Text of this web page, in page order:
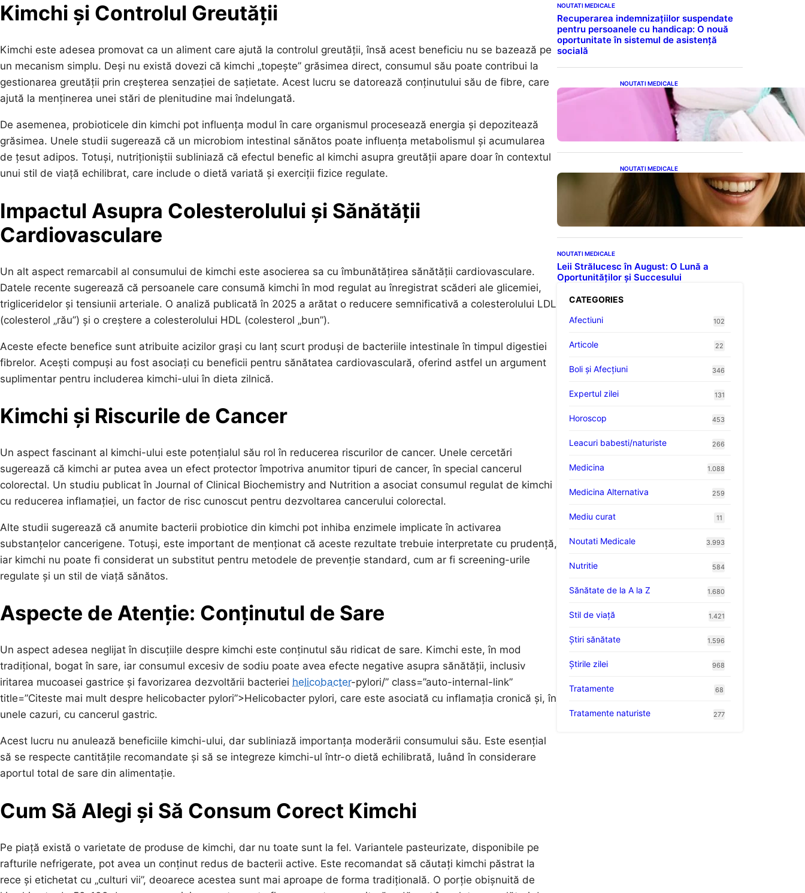
Kimchi și Controlul Greutății
Kimchi este adesea promovat ca un aliment care ajută la controlul greutății, însă acest beneficiu nu se bazează pe
un mecanism simplu. Deși nu există dovezi că kimchi „topește” grăsimea direct, consumul său poate contribui la
gestionarea greutății prin creșterea senzației de sațietate. Acest lucru se datorează conținutului său de fibre, care
ajută la menținerea unei stări de plenitudine mai îndelungată.
De asemenea, probioticele din kimchi pot influența modul în care organismul procesează energia și depozitează
grăsimea. Unele studii sugerează că un microbiom intestinal sănătos poate influența metabolismul și acumularea
de țesut adipos. Totuși, nutriționiștii subliniază că efectul benefic al kimchi asupra greutății apare doar în contextul
unui stil de viață echilibrat, care include o dietă variată și exerciții fizice regulate.
Impactul Asupra Colesterolului și Sănătății
Cardiovasculare
Un alt aspect remarcabil al consumului de kimchi este asocierea sa cu îmbunătățirea sănătății cardiovasculare.
Datele recente sugerează că persoanele care consumă kimchi în mod regulat au înregistrat scăderi ale glicemiei,
trigliceridelor și tensiunii arteriale. O analiză publicată în 2025 a arătat o reducere semnificativă a colesterolului LDL
(colesterol „rău”) și o creștere a colesterolului HDL (colesterol „bun”).
Aceste efecte benefice sunt atribuite acizilor grași cu lanț scurt produși de bacteriile intestinale în timpul digestiei
fibrelor. Acești compuși au fost asociați cu beneficii pentru sănătatea cardiovasculară, oferind astfel un argument
suplimentar pentru includerea kimchi-ului în dieta zilnică.
Kimchi și Riscurile de Cancer
Un aspect fascinant al kimchi-ului este potențialul său rol în reducerea riscurilor de cancer. Unele cercetări
sugerează că kimchi ar putea avea un efect protector împotriva anumitor tipuri de cancer, în special cancerul
colorectal. Un studiu publicat în Journal of Clinical Biochemistry and Nutrition a asociat consumul regulat de kimchi
cu reducerea inflamației, un factor de risc cunoscut pentru dezvoltarea cancerului colorectal.
Alte studii sugerează că anumite bacterii probiotice din kimchi pot inhiba enzimele implicate în activarea
substanțelor cancerigene. Totuși, este important de menționat că aceste rezultate trebuie interpretate cu prudență,
iar kimchi nu poate fi considerat un substitut pentru metodele de prevenție standard, cum ar fi screening-urile
regulate și un stil de viață sănătos.
Aspecte de Atenție: Conținutul de Sare
Un aspect adesea neglijat în discuțiile despre kimchi este conținutul său ridicat de sare. Kimchi este, în mod
tradițional, bogat în sare, iar consumul excesiv de sodiu poate avea efecte negative asupra sănătății, inclusiv
iritarea mucoasei gastrice și favorizarea dezvoltării bacteriei helicobacter-pylori/” class=”auto-internal-link”
title=”Citeste mai mult despre helicobacter pylori”>Helicobacter pylori, care este asociată cu inflamația cronică și, în
unele cazuri, cu cancerul gastric.
Acest lucru nu anulează beneficiile kimchi-ului, dar subliniază importanța moderării consumului său. Este esențial
să se respecte cantitățile recomandate și să se integreze kimchi-ul într-o dietă echilibrată, luând în considerare
aportul total de sare din alimentație.
Cum Să Alegi și Să Consum Corect Kimchi
Pe piață există o varietate de produse de kimchi, dar nu toate sunt la fel. Variantele pasteurizate, disponibile pe
rafturile nefrigerate, pot avea un conținut redus de bacterii active. Este recomandat să căutați kimchi păstrat la
rece și etichetat cu „culturi vii”, deoarece acestea sunt mai aproape de forma tradițională. O porție obișnuită de
NOUTATI MEDICALE
Recuperarea indemnizațiilor suspendate
pentru persoanele cu handicap: O nouă
oportunitate în sistemul de asistență
socială
NOUTATI MEDICALE
Tampoanele menstruale: O
analiză profundă a riscurilor
legate de metale toxice
NOUTATI MEDICALE
Ceaiul – Băutura care
protejează inima:
Descoperiri recente despre
beneficiile consumului zilnic
NOUTATI MEDICALE
Leii Strălucesc în August: O Lună a
Oportunităților și Succesului
CATEGORIES
Afectiuni
102
Articole 22
Boli și Afecțiuni 346
Expertul zilei 131
Horoscop 453
Leacuri babesti/naturiste 266
Medicina 1.088
Medicina Alternativa 259
Mediu curat 11
Noutati Medicale 3.993
Nutritie 584
Sănătate de la A la Z 1.680
Stil de viaţă 1.421
Ştiri sănătate 1.596
Știrile zilei 968
Tratamente 68
Tratamente naturiste 277